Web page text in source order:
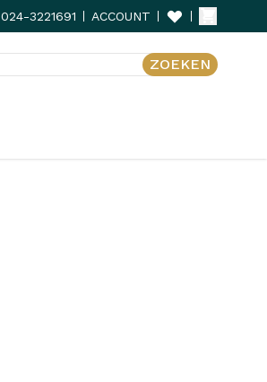
024-3221691 ACCOUNT
ZOEKEN